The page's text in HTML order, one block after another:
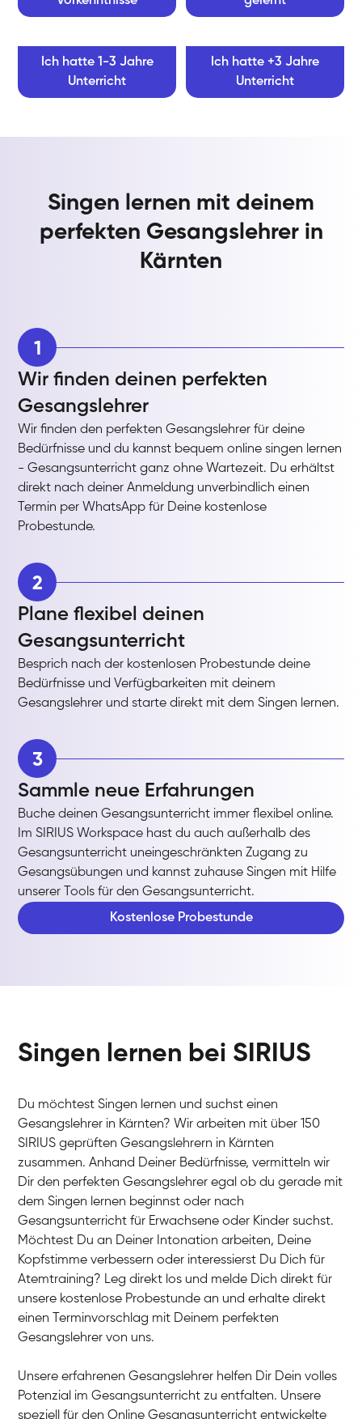
Ich hatte 1-3 Jahre
Unterricht
Ich hatte +3 Jahre
Unterricht
Singen lernen mit deinem
perfekten Gesangslehrer in
Kärnten
1
Wir finden deinen perfekten
Gesangslehrer
Wir finden den perfekten Gesangslehrer für deine
Bedürfnisse und du kannst bequem online singen lernen
- Gesangsunterricht ganz ohne Wartezeit. Du erhältst
direkt nach deiner Anmeldung unverbindlich einen
Termin per WhatsApp für Deine kostenlose
Probestunde.
2
Plane flexibel deinen
Gesangsunterricht
Besprich nach der kostenlosen Probestunde deine
Bedürfnisse und Verfügbarkeiten mit deinem
Gesangslehrer und starte direkt mit dem Singen lernen.
3
Sammle neue Erfahrungen
Buche deinen Gesangsunterricht immer flexibel online.
Im SIRIUS Workspace hast du auch außerhalb des
Gesangsunterricht uneingeschränkten Zugang zu
Gesangsübungen und kannst zuhause Singen mit Hilfe
unserer Tools für den Gesangsunterricht.
Kostenlose Probestunde
Singen lernen bei SIRIUS
Du möchtest Singen lernen und suchst einen
Gesangslehrer in Kärnten? Wir arbeiten mit über 150
SIRIUS geprüften Gesangslehrern in Kärnten
zusammen. Anhand Deiner Bedürfnisse, vermitteln wir
Dir den perfekten Gesangslehrer egal ob du gerade mit
dem Singen lernen beginnst oder nach
Gesangsunterricht für Erwachsene oder Kinder suchst.
Möchtest Du an Deiner Intonation arbeiten, Deine
Kopfstimme verbessern oder interessierst Du Dich für
Atemtraining? Leg direkt los und melde Dich direkt für
unsere kostenlose Probestunde an und erhalte direkt
einen Terminvorschlag mit Deinem perfekten
Gesangslehrer von uns.
Unsere erfahrenen Gesangslehrer helfen Dir Dein volles
Potenzial im Gesangsunterricht zu entfalten. Unsere
speziell für den Online Gesangsunterricht entwickelte